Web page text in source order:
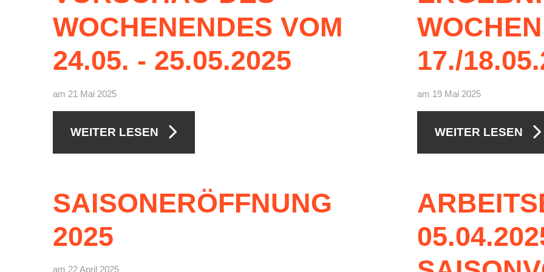
Downloads
Die Geschichte
WOCHENENDES VOM
24.05. - 25.05.2025
am 21 Mai 2025
WEITER LESEN
17./
am 19 Mai 2025
WEITER LESEN
SAISONERÖFFNUNG
2025
am 22 April 2025